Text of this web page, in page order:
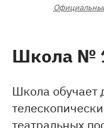
Школа №
Школа обучает
театральных